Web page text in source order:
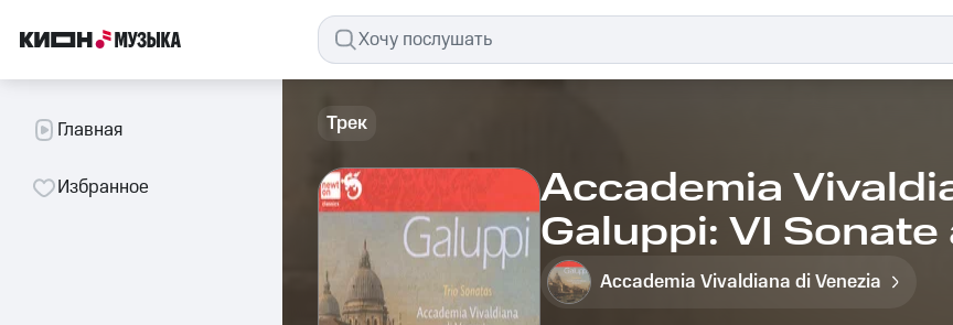
Главная
Избранное
Трек
Accademia
Galuppi: VI
Sonata No. 5 in B
Accademia Vivaldiana di Venezia